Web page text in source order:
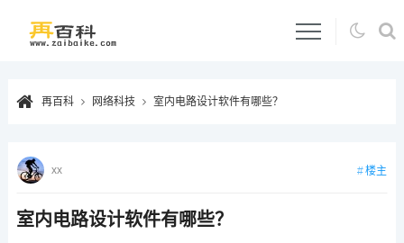
再百科 网络科技 室内电路设计软件有哪些？
室内电路设计软件有哪些？
xx 楼主